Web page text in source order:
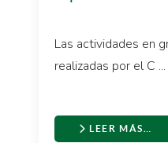
Las actividades en
realizadas por el C ...
LEER MÁS…